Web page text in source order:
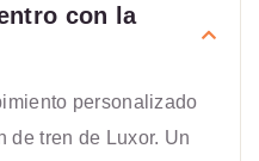
con la
personalizado
de tren de Luxor. Un